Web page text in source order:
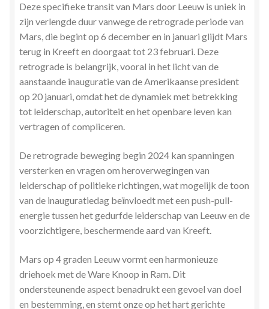
Deze specifieke transit van Mars door Leeuw is uniek in
zijn verlengde duur vanwege de retrograde periode van
Mars, die begint op 6 december en in januari glijdt Mars
terug in Kreeft en doorgaat tot 23 februari. Deze
retrograde is belangrijk, vooral in het licht van de
aanstaande inauguratie van de Amerikaanse president
op 20 januari, omdat het de dynamiek met betrekking
tot leiderschap, autoriteit en het openbare leven kan
vertragen of compliceren.
De retrograde beweging begin 2024 kan spanningen
versterken en vragen om heroverwegingen van
leiderschap of politieke richtingen, wat mogelijk de toon
van de inauguratiedag beïnvloedt met een push-pull-
energie tussen het gedurfde leiderschap van Leeuw en de
voorzichtigere, beschermende aard van Kreeft.
Mars op 4 graden Leeuw vormt een harmonieuze
driehoek met de Ware Knoop in Ram. Dit
ondersteunende aspect benadrukt een gevoel van doel
en bestemming, en stemt onze op het hart gerichte